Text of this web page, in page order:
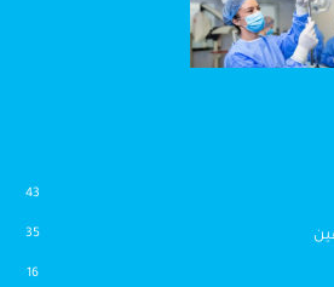
43
35
16